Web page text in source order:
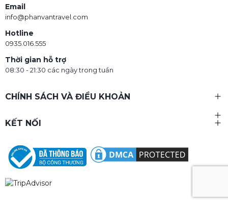
Email
info@phanvantravel.com
Hotline
0935.016.555
Thời gian hỗ trợ
08:30 - 21:30 các ngày trong tuần
CHÍNH SÁCH VÀ ĐIỀU KHOẢN
KẾT NỐI